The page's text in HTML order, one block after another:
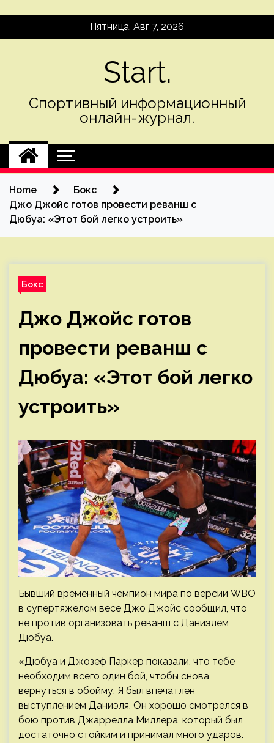
Пятница, Авг 7, 2026
Start.
Спортивный информационный
онлайн-журнал.
Home
Бокс
Джо Джойс готов провести реванш с
Дюбуа: «Этот бой легко устроить»
Бокс
Джо Джойс готов
провести реванш с
Дюбуа: «Этот бой легко
устроить»
Бывший временный чемпион мира по версии WBO
в супертяжелом весе Джо Джойс сообщил, что
не против организовать реванш с Даниэлем
Дюбуа.
«Дюбуа и Джозеф Паркер показали, что тебе
необходим всего один бой, чтобы снова
вернуться в обойму. Я был впечатлен
выступлением Даниэля. Он хорошо смотрелся в
бою против Джаррелла Миллера, который был
достаточно стойким и принимал много ударов.